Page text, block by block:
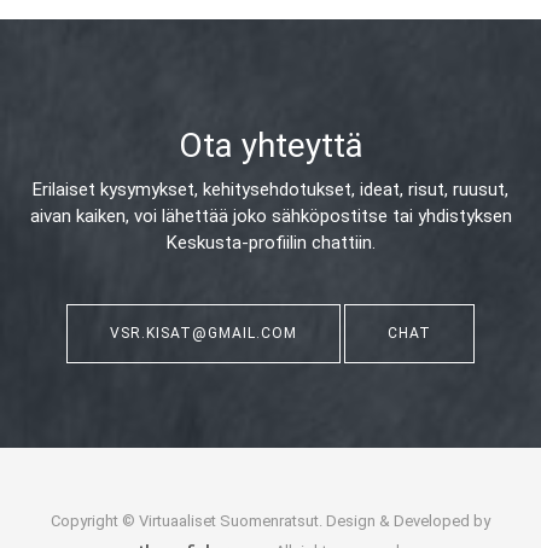
Ota yhteyttä
Erilaiset kysymykset, kehitysehdotukset, ideat, risut, ruusut,
aivan kaiken, voi lähettää joko sähköpostitse tai yhdistyksen
Keskusta-profiilin chattiin.
VSR.KISAT@GMAIL.COM CHAT
Copyright © Virtuaaliset Suomenratsut. Design & Developed by